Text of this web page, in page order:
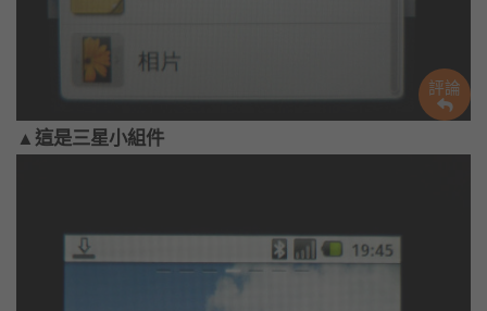
評論
▲這是三星小組件